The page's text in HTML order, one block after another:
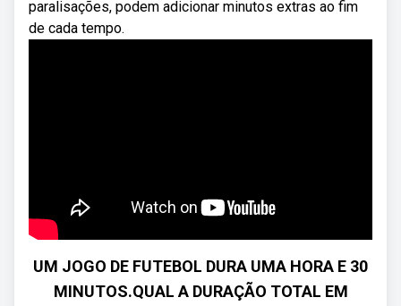
paralisações, podem adicionar minutos extras ao fim
de cada tempo.
UM JOGO DE FUTEBOL DURA UMA HORA E 30
MINUTOS.QUAL A DURAÇÃO TOTAL EM